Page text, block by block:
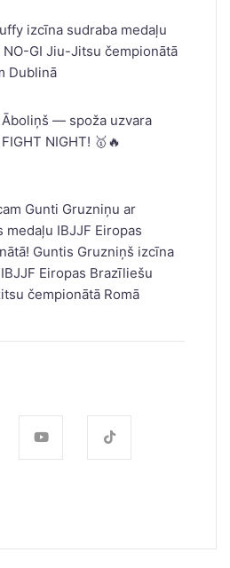
izcīna sudraba medaļu
NO-GI Jiu-Jitsu čempionātā
Dublinā
Āboliņš — spoža uzvara
NIGHT! 🥇🔥
Gunti Gruzniņu ar
medaļu IBJJF Eiropas
Guntis Gruzniņš izcīna
Eiropas Brazīliešu
čempionātā Romā